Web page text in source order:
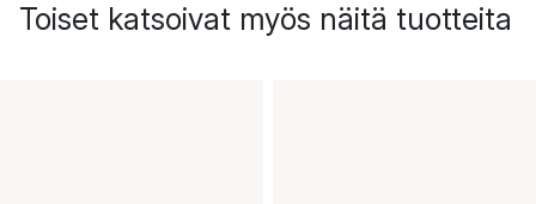
Toiset katsoivat myös näitä tuotteita